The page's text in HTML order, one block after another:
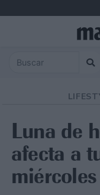
Luna de
afecta a